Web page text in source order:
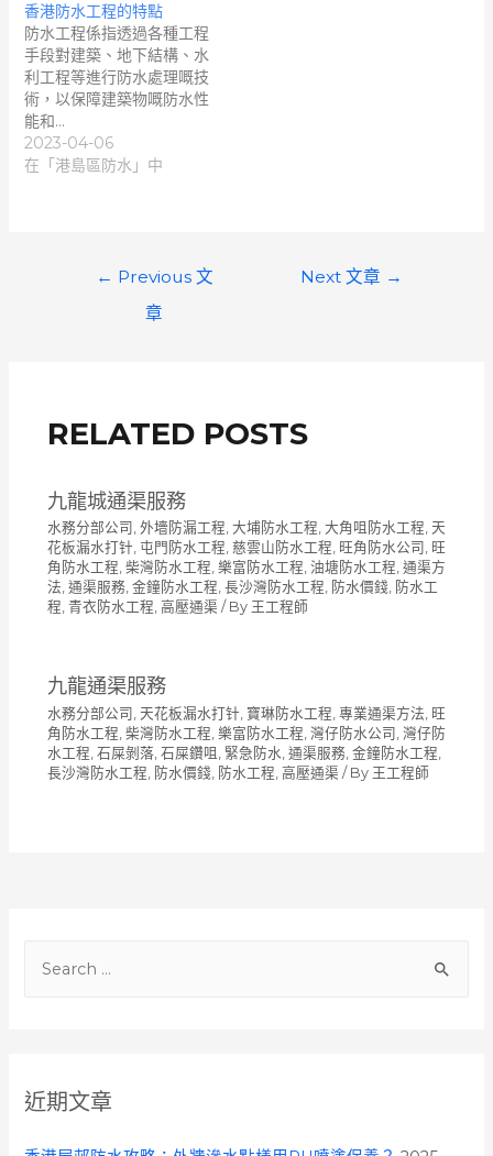
h
f
近期文章
香港防水工程的特點
防水工程係指透過各種工程
手段對建築、地下結構、水
利工程等進行防水處理嘅技
術，以保障建築物嘅防水性
能和…
2023-04-06
在「港島區防水」中
← Previous 文
章
Next 文章 →
RELATED POSTS
九龍城通渠服務
水務分部公司 , 外墻防漏工程, 大埔防水工程, 大角咀防水工程, 天
花板漏水打针, 屯門防水工程, 慈雲山防水工程, 旺角防水公司 , 旺
角防水工程, 柴灣防水工程, 樂富防水工程, 油塘防水工程, 通渠方
法, 通渠服務, 金鐘防水工程, 長沙灣防水工程, 防水價錢, 防水工
程, 青衣防水工程, 高壓通渠 / By 王工程師
九龍通渠服務
水務分部公司 天花板漏水打针, 寶琳防水工程 專業通渠方法 旺
角防水工程 柴灣防水工程 樂富防水工程 灣仔防水公司 灣仔防
水工程 石屎剝落, 石屎鑽咀 緊急防水 通渠服務 金鐘防水工程
長沙灣防水工程 防水價錢 防水工程 高壓通渠 / By 王工程師